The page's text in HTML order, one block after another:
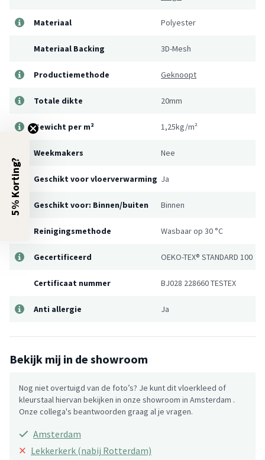
Materiaal Polyester
Materiaal Backing 3D-Mesh
Productiemethode Geknoopt
Totale dikte 20mm
Gewicht per m² 1,25kg/m²
Weekmakers Nee
Geschikt voor vloerverwarming Ja
Geschikt voor: Binnen/buiten Binnen
Reinigingsmethode Wasbaar op 30 °C
Gecertificeerd OEKO-TEX® STANDARD 100
Certificaat nummer BJ028 228660 TESTEX
Anti allergie Ja
Bekijk mij in de showroom
Nog niet overtuigd van de foto’s? Je kunt dit vloerkleed of
kleurstaal hiervan bekijken in onze showroom in Amsterdam .
Onze collega's beantwoorden graag al je vragen.
Amsterdam
× Lekkerkerk (nabij Rotterdam)
5% Korting?